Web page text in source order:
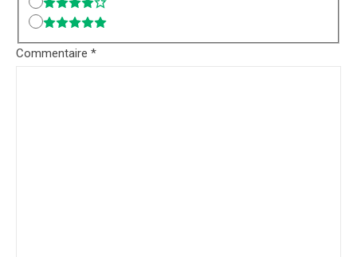
Commentaire *